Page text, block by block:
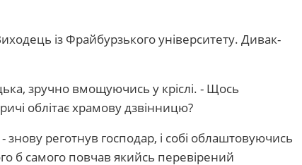
із Фрайбурзького університету. Дивак-
зручно вмощуючись у кріслі. - Щось
облітає храмову дзвінницю?
реготнув господар, і собі облаштовуючись
б самого повчав якийсь перевірений